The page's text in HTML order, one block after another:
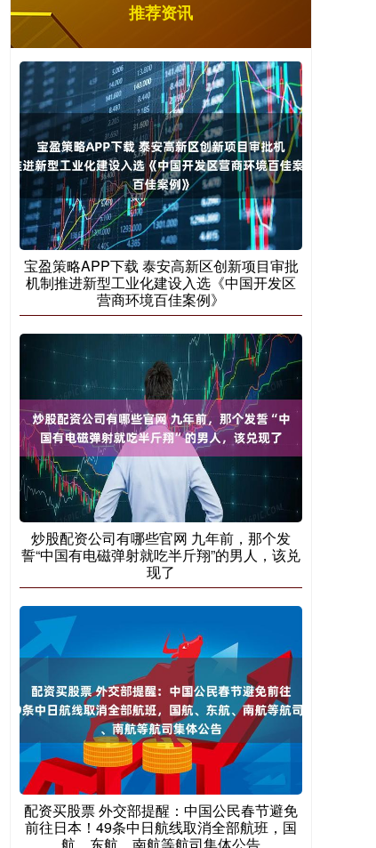
推荐资讯
宝盈策略APP下载 泰安高新区创新项目审批
机制推进新型工业化建设入选《中国开发区
营商环境百佳案例》
炒股配资公司有哪些官网 九年前，那个发
誓“中国有电磁弹射就吃半斤翔”的男人，该兑
现了
配资买股票 外交部提醒：中国公民春节避免
前往日本！49条中日航线取消全部航班，国